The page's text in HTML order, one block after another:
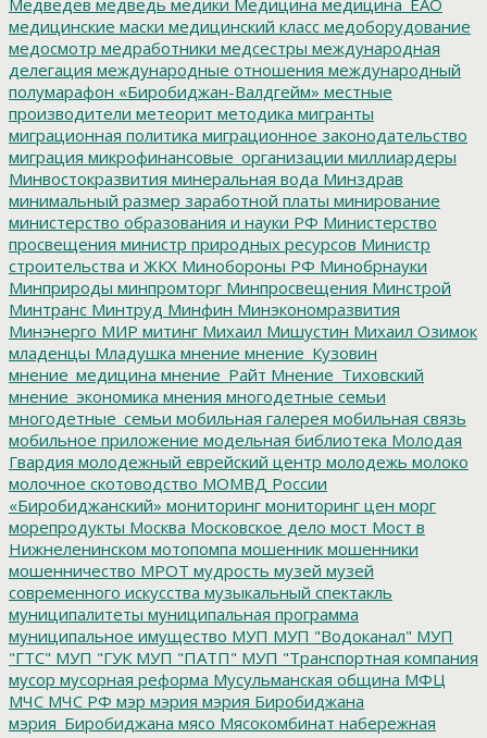
медицинские маски медицинский класс медоборудование
медосмотр медработники медсестры международная
делегация международные отношения международный
полумарафон «Биробиджан-Валдгейм» местные
производители метеорит методика мигранты
миграционная политика миграционное законодательство
миграция микрофинансовые_организации миллиардеры
Минвостокразвития минеральная вода Минздрав
минимальный размер заработной платы минирование
министерство образования и науки РФ Министерство
просвещения министр природных ресурсов Министр
строительства и ЖКХ Минобороны РФ Минобрнауки
Минприроды минпромторг Минпросвещения Минстрой
Минтранс Минтруд Минфин Минэкономразвития
Минэнерго МИР митинг Михаил Мишустин Михаил Озимок
младенцы Младушка мнение мнение_Кузовин
мнение_медицина мнение_Райт Мнение_Тиховский
мнение_экономика мнения многодетные семьи
многодетные_семьи мобильная галерея мобильная связь
мобильное приложение модельная библиотека Молодая
Гвардия молодежный еврейский центр молодежь молоко
молочное скотоводство МОМВД России
«Биробиджанский» мониторинг мониторинг цен морг
морепродукты Москва Московское дело мост Мост в
Нижнеленинском мотопомпа мошенник мошенники
мошенничество МРОТ мудрость музей музей
современного искусства музыкальный спектакль
муниципалитеты муниципальная программа
муниципальное имущество МУП МУП "Водоканал" МУП
"ГТС" МУП "ГУК МУП "ПАТП" МУП "Транспортная компания
мусор мусорная реформа Мусульманская община МФЦ
МЧС МЧС РФ мэр мэрия мэрия Биробиджана
мэрия_Биробиджана мясо Мясокомбинат набережная